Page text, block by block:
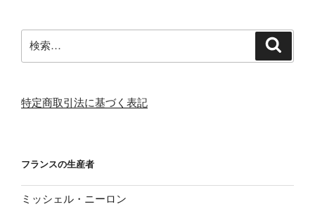
索:
特定商取引法に基づく表記
フランスの生産者
ミッシェル・ニーロン